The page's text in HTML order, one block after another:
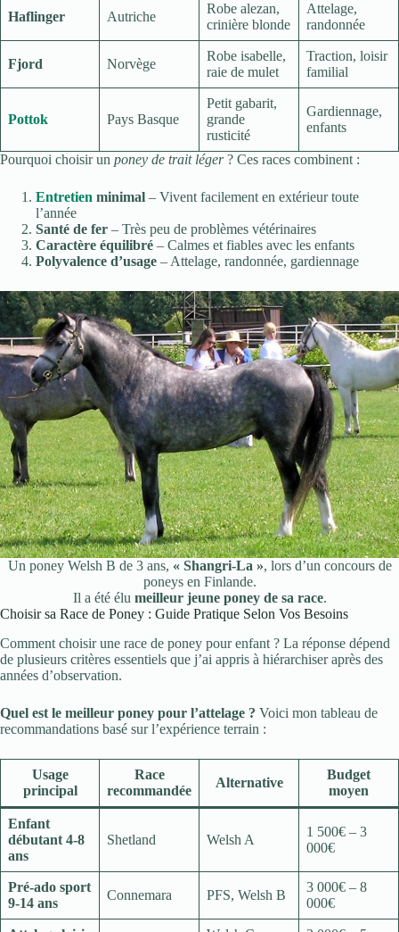
Haflinger Autriche
Robe alezan,
crinière blonde
Attelage,
randonnée
Fjord Norvège
Robe isabelle,
raie de mulet
Traction, loisir
familial
Pottok Pays Basque
Petit gabarit,
grande
rusticité
Gardiennage,
enfants
Pourquoi choisir un poney de trait léger? Ces races combinent :
Entretien minimal – Vivent facilement en extérieur toute
l’année
Santé de fer – Très peu de problèmes vétérinaires
Caractère équilibré – Calmes et fiables avec les enfants
Polyvalence d’usage – Attelage, randonnée, gardiennage
Un poney Welsh B de 3 ans, « Shangri-La », lors d’un concours de
poneys en Finlande.
Il a été élu meilleur jeune poney de sa race.
Choisir sa Race de Poney : Guide Pratique Selon Vos Besoins
Comment choisir une race de poney pour enfant ? La réponse dépend
de plusieurs critères essentiels que j’ai appris à hiérarchiser après des
années d’observation.
Quel est le meilleur poney pour l’attelage ? Voici mon tableau de
recommandations basé sur l’expérience terrain :
Usage
principal
Race
recommandée
Alternative
Budget
moyen
Enfant
débutant 4-8
ans
Shetland Welsh A
1 500€ – 3
000€
Pré-ado sport
9-14 ans
Connemara PFS, Welsh B
3 000€ – 8
000€